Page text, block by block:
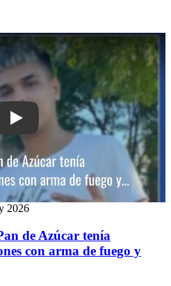
Play: Autor de homicidio en Pan de
2026
de Azúcar tenía
con arma de fuego y